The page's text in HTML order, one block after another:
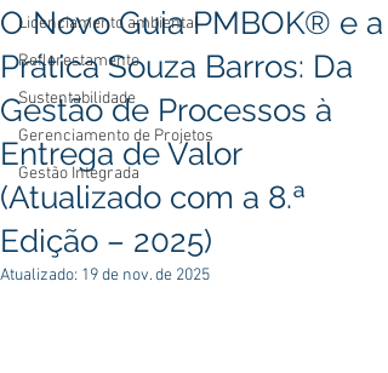
Licenciamento ambiental
Reflorestamento
Sustentabilidade
Gerenciamento de Projetos
Gestão Integrada
O Novo Guia PMBOK® e a
Prática Souza Barros: Da
Gestão de Processos à
Entrega de Valor
(Atualizado com a 8.ª
Edição – 2025)
Atualizado: 19 de nov. de 2025